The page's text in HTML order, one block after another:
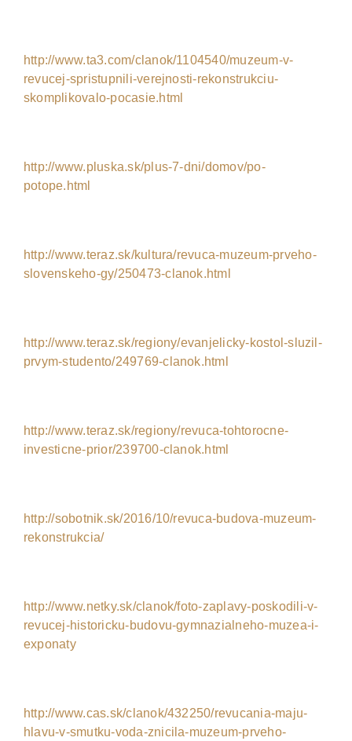
http://www.ta3.com/clanok/1104540/muzeum-v-
revucej-spristupnili-verejnosti-rekonstrukciu-
skomplikovalo-pocasie.html
http://www.pluska.sk/plus-7-dni/domov/po-
potope.html
http://www.teraz.sk/kultura/revuca-muzeum-prveho-
slovenskeho-gy/250473-clanok.html
http://www.teraz.sk/regiony/evanjelicky-kostol-sluzil-
prvym-studento/249769-clanok.html
http://www.teraz.sk/regiony/revuca-tohtorocne-
investicne-prior/239700-clanok.html
http://sobotnik.sk/2016/10/revuca-budova-muzeum-
rekonstrukcia/
http://www.netky.sk/clanok/foto-zaplavy-poskodili-v-
revucej-historicku-budovu-gymnazialneho-muzea-i-
exponaty
http://www.cas.sk/clanok/432250/revucania-maju-
hlavu-v-smutku-voda-znicila-muzeum-prveho-